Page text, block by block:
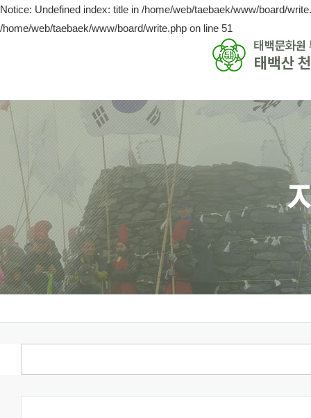
Notice: Undefined index: title in /home/web/taebaek/www/board/
/home/web/taebaek/www/board/write.php on line 51